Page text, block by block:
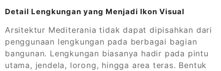
Detail Lengkungan yang Menjadi Ikon Visual
Arsitektur Mediterania tidak dapat dipisahkan dari
penggunaan lengkungan pada berbagai bagian
bangunan. Lengkungan biasanya hadir pada pintu
utama, jendela, lorong, hingga area teras. Bentuk